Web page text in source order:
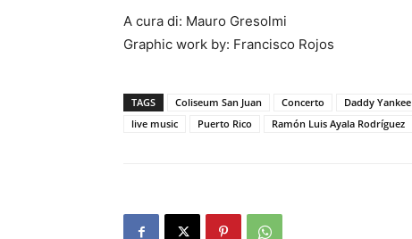
A cura di: Mauro Gresolmi
Graphic work by: Francisco Rojos
TAGS Coliseum San Juan Concerto Daddy Yankee
live music
Puerto Rico Ramón Luis Ayala Rodríguez